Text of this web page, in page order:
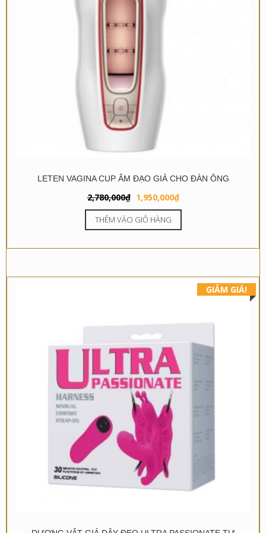
LETEN VAGINA CUP ÂM ĐẠO GIẢ CHO ĐÀN ÔNG
2,780,000₫ Giá
gốc
là:
2,780,000₫.
1,950,000₫Giá
hiện
là:
1,950,000₫.
THÊM VÀO GIỎ HÀNG
GIẢM GIÁ!